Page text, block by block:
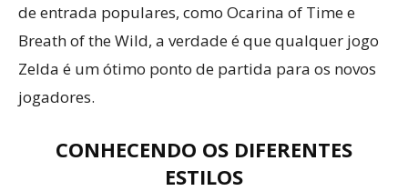
de entrada populares, como Ocarina of Time e
Breath of the Wild, a verdade é que qualquer jogo
Zelda é um ótimo ponto de partida para os novos
jogadores.
CONHECENDO OS DIFERENTES
ESTILOS